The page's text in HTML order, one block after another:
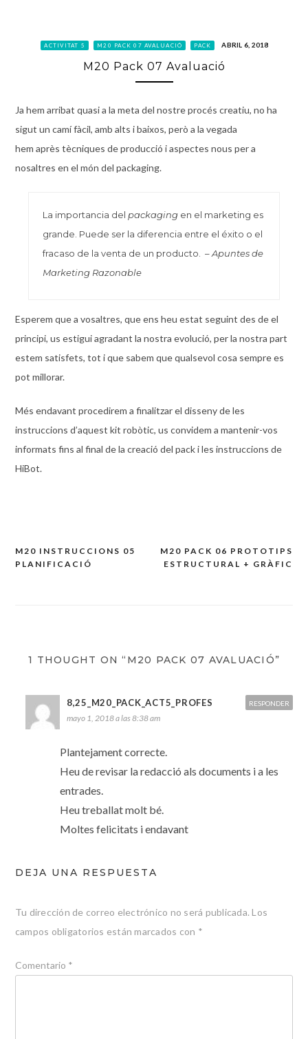
ACTIVITAT 5 M20 PACK 07 AVALUACIÓ PACK ABRIL 6, 2018
M20 Pack 07 Avaluació
Ja hem arribat quasi a la meta del nostre procés creatiu, no ha
sigut un camí fàcil, amb alts i baixos, però a la vegada
hem après tècniques de producció i aspectes nous per a
nosaltres en el món del packaging.
La importancia delpackaging en el marketing es
grande. Puede ser la diferencia entre el éxito o el
fracaso de la venta de un producto. –Apuntes de
Marketing Razonable
Esperem que a vosaltres, que ens heu estat seguint des de el
principi, us estigui agradant la nostra evolució, per la nostra part
estem satisfets, tot i que sabem que qualsevol cosa sempre es
pot millorar.
Més endavant procedirem a finalitzar el disseny de les
instruccions d’aquest kit robòtic, us convidem a mantenir-vos
informats fins al final de la creació del packi les instruccions de
HiBot.
Navegación
M20 PACK 06 PROTOTIPS
ESTRUCTURAL + GRÀFIC
M20 INSTRUCCIONS 05
PLANIFICACIÓ
1 THOUGHT ON “M20 PACK 07 AVALUACIÓ”
8,25_M20_PACK_ACT5_PROFES
mayo 1, 2018 a las 8:38 am
Plantejament correcte.
Heu de revisar la redacció als documents i a les
entrades.
Heu treballat molt bé.
Moltes felicitats i endavant
RESPONDER
DEJA UNA RESPUESTA
Tu dirección de correo electrónico no será publicada. Los
campos obligatorios están marcados con *
Comentario *